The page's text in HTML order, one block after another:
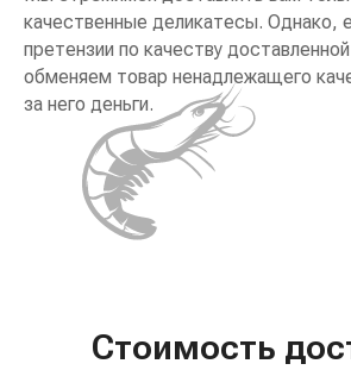
качественные деликатесы. Однако,
претензии по качеству
обменяем товар ненадлежащего
за него деньги.
Стоимость